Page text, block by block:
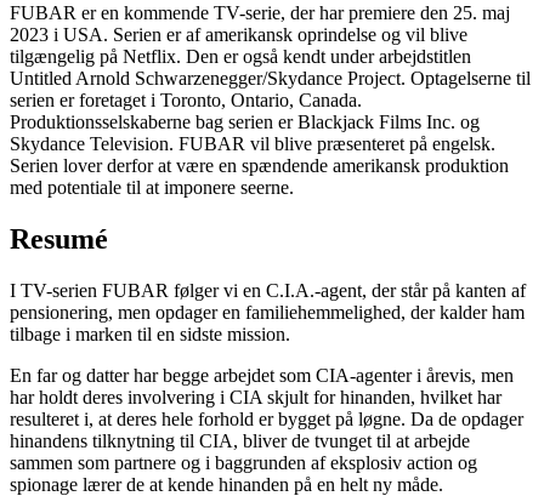
FUBAR er en kommende TV-serie, der har premiere den 25. maj
2023 i USA. Serien er af amerikansk oprindelse og vil blive
tilgængelig på Netflix. Den er også kendt under arbejdstitlen
Untitled Arnold Schwarzenegger/Skydance Project. Optagelserne til
serien er foretaget i Toronto, Ontario, Canada.
Produktionsselskaberne bag serien er Blackjack Films Inc. og
Skydance Television. FUBAR vil blive præsenteret på engelsk.
Serien lover derfor at være en spændende amerikansk produktion
med potentiale til at imponere seerne.
Resumé
I TV-serien FUBAR følger vi en C.I.A.-agent, der står på kanten af
pensionering, men opdager en familiehemmelighed, der kalder ham
tilbage i marken til en sidste mission.
En far og datter har begge arbejdet som CIA-agenter i årevis, men
har holdt deres involvering i CIA skjult for hinanden, hvilket har
resulteret i, at deres hele forhold er bygget på løgne. Da de opdager
hinandens tilknytning til CIA, bliver de tvunget til at arbejde
sammen som partnere og i baggrunden af eksplosiv action og
spionage lærer de at kende hinanden på en helt ny måde.